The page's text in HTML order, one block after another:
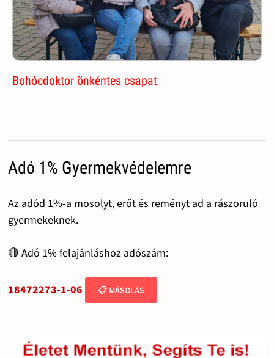
Bohócdoktor önkéntes csapat
Adó 1% Gyermekvédelemre
Az adód 1%-a mosolyt, erőt és reményt ad a rászoruló
gyermekeknek.
🔴 Adó 1% felajánláshoz adószám:
18472273-1-06 📋 MÁSOLÁS